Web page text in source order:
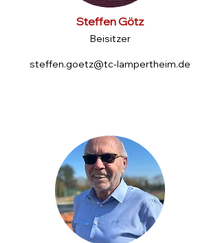
Steffen Götz
Beisitzer
steffen.goetz@tc-lampertheim.de